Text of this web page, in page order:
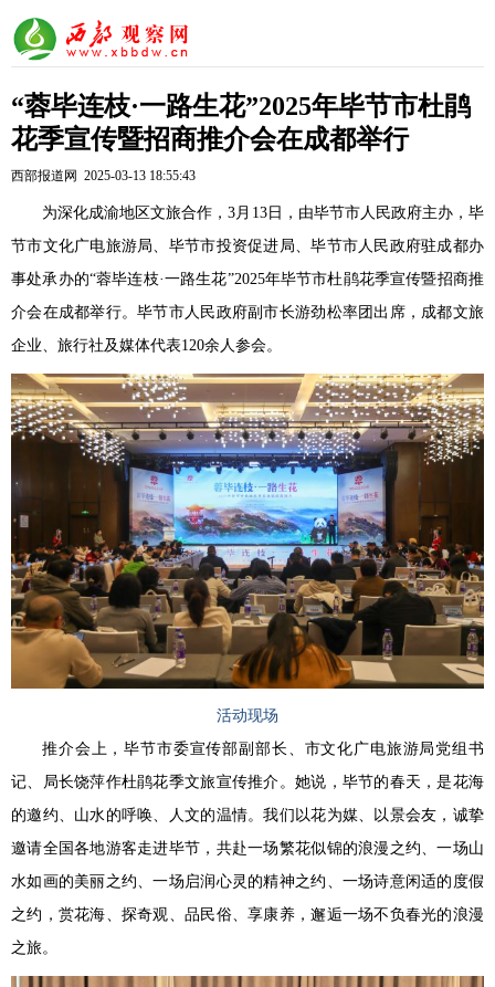
​“蓉毕连枝·一路生花”2025年毕节市杜鹃
花季宣传暨招商推介会在成都举行
西部报道网 2025-03-13 18:55:43
为深化成渝地区文旅合作，3月13日，由毕节市人民政府主办，毕
节市文化广电旅游局、毕节市投资促进局、毕节市人民政府驻成都办
事处承办的“蓉毕连枝·一路生花”2025年毕节市杜鹃花季宣传暨招商推
介会在成都举行。毕节市人民政府副市长游劲松率团出席，成都文旅
企业、旅行社及媒体代表120余人参会。
活动现场
推介会上，毕节市委宣传部副部长、市文化广电旅游局党组书
记、局长饶萍作杜鹃花季文旅宣传推介。她说，毕节的春天，是花海
的邀约、山水的呼唤、人文的温情。我们以花为媒、以景会友，诚挚
邀请全国各地游客走进毕节，共赴一场繁花似锦的浪漫之约、一场山
水如画的美丽之约、一场启润心灵的精神之约、一场诗意闲适的度假
之约，赏花海、探奇观、品民俗、享康养，邂逅一场不负春光的浪漫
之旅。